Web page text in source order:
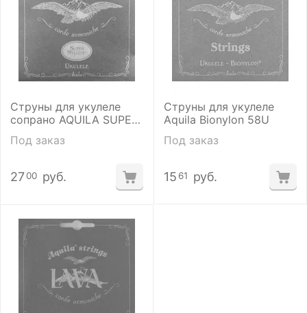
Струны для укулеле
сопрано AQUILA SUPER
Под заказ
27 00 руб.
Струны для укулеле
Aquila Bionylon 58U
Под заказ
15 61 руб.